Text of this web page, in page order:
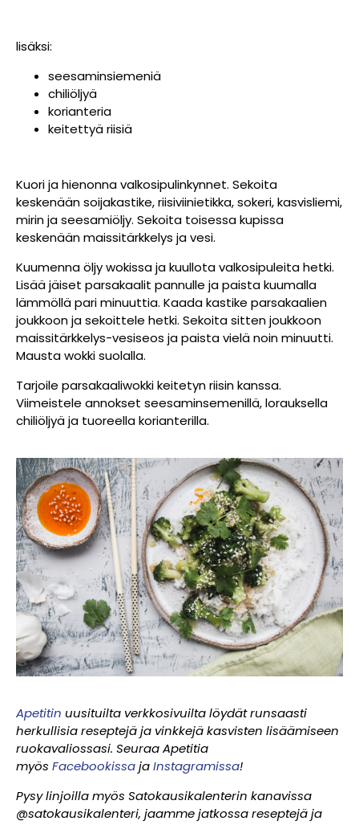
lisäksi:
seesaminsiemeniä
chiliöljyä
korianteria
keitettyä riisiä
Kuori ja hienonna valkosipulinkynnet. Sekoita
keskenään soijakastike, riisiviinietikka, sokeri, kasvisliemi,
mirin ja seesamiöljy. Sekoita toisessa kupissa
keskenään maissitärkkelys ja vesi.
Kuumenna öljy wokissa ja kuullota valkosipuleita hetki.
Lisää jäiset parsakaalit pannulle ja paista kuumalla
lämmöllä pari minuuttia. Kaada kastike parsakaalien
joukkoon ja sekoittele hetki. Sekoita sitten joukkoon
maissitärkkelys-vesiseos ja paista vielä noin minuutti.
Mausta wokki suolalla.
Tarjoile parsakaaliwokki keitetyn riisin kanssa.
Viimeistele annokset seesaminsemenillä, lorauksella
chiliöljyä ja tuoreella korianterilla.
Apetitin uusituilta verkkosivuilta löydät runsaasti
herkullisia reseptejä ja vinkkejä kasvisten lisäämiseen
ruokavaliossasi. Seuraa Apetitia
myös FacebookissajaInstagramissa!
Pysy linjoilla myös Satokausikalenterin kanavissa
@satokausikalenteri, jaamme jatkossa reseptejä ja